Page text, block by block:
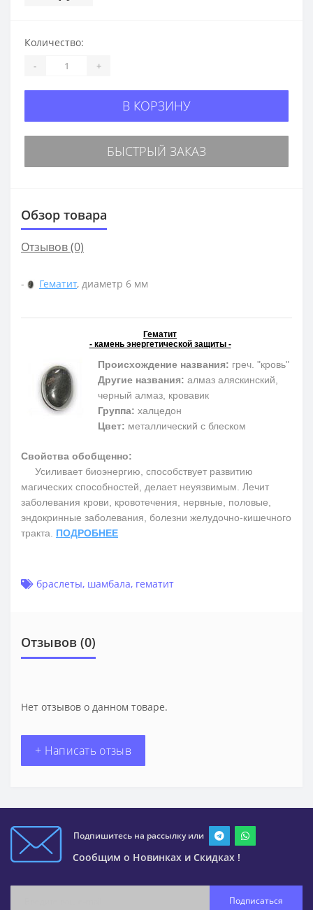
Количество:
- +
В КОРЗИНУ
БЫСТРЫЙ ЗАКАЗ
Обзор товара
Отзывов (0)
- Гематит, диаметр 6 мм
Гематит
- камень энергетической защиты -
Происхождение названия: греч. "кровь"
Другие названия: алмаз аляскинский,
черный алмаз, кровавик
Группа: халцедон
Цвет: металлический с блеском
Свойства обобщенно:
Усиливает биоэнергию, способствует развитию
магических способностей, делает неуязвимым. Лечит
заболевания крови, кровотечения, нервные, половые,
эндокринные заболевания, болезни желудочно-кишечного
тракта. ПОДРОБНЕЕ
браслеты, шамбала, гематит
Отзывов (0)
Нет отзывов о данном товаре.
+ Написать отзыв
Подпишитесь на рассылку или
Сообщим о Новинках и Скидках !
Подписаться